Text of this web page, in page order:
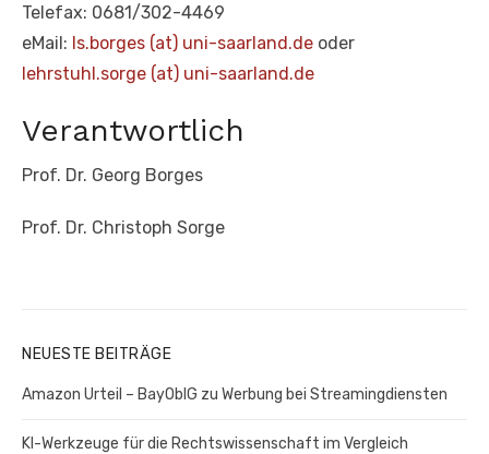
Telefax: 0681/302-4469
eMail: ls.borges (at) uni-saarland.de oder
lehrstuhl.sorge (at) uni-saarland.de
Verantwortlich
Prof. Dr. Georg Borges
Prof. Dr. Christoph Sorge
NEUESTE BEITRÄGE
Amazon Urteil – BayOblG zu Werbung bei Streamingdiensten
KI-Werkzeuge für die Rechtswissenschaft im Vergleich